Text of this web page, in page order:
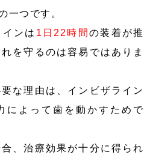
一つです。
ンは 1日22時間 の装着が推
を守るのは容易ではありま
な理由は、インビザライン
によって歯を動かすためで
、治療効果が十分に得られ